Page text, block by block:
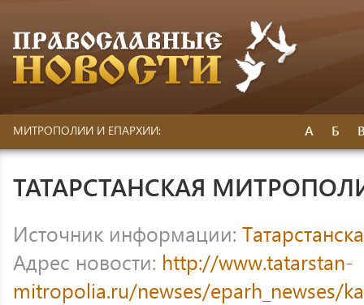
МИТРОПОЛИИ И ЕПАРХИИ: А Б
ТАТАРСТАНСКАЯ
Источник информации:
Адрес новости: http://www.tatarstan-
mitropolia.ru/newses/eparh_newses/